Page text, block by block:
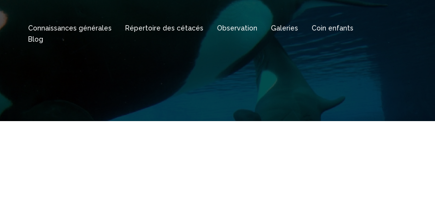
Connaissances générales Répertoire des cétacés Observation Galeries
Coin enfants
Blog